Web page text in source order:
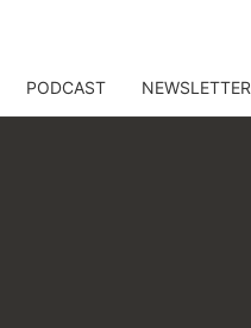
PODCAST NEWSLETTER